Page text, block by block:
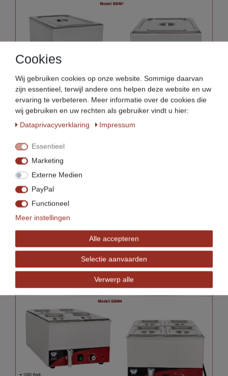
Cookies
Wij gebruiken cookies op onze website. Sommige daarvan
zijn essentieel, terwijl andere ons helpen deze website en uw
ervaring te verbeteren. Meer informatie over de cookies die
wij gebruiken en uw rechten als gebruiker vindt u hier:
Data­privacy­verklaring
Impressum
Essentieel
Marketing
Externe Medien
PayPal
Functioneel
Meer instellingen
Alle accepteren
Selectie aanvaarden
Verwerp alle